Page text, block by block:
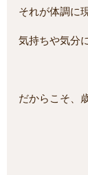
それが体調に
気持ちや気分
だからこそ、